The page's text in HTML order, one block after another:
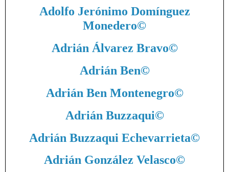
Adolfo Jerónimo Domínguez
Monedero©
Adrián Álvarez Bravo©
Adrián Ben©
Adrián Ben Montenegro©
Adrián Buzzaqui©
Adrián Buzzaqui Echevarrieta©
Adrián González Velasco©